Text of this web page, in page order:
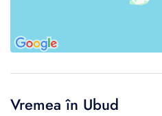
Vremea în Ubud